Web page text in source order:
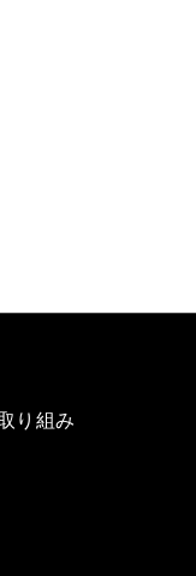
り組み